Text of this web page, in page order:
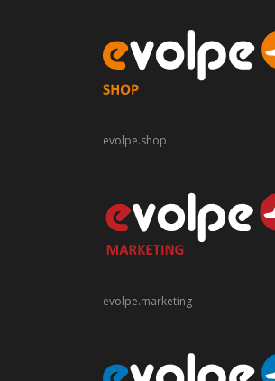
evolpe.shop
evolpe.marketing